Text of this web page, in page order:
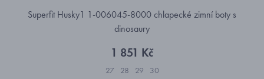
Superfit Husky1 1-006045-8000 chlapecké zimní boty s
dinosaury
1 851 Kč
27 28 29 30